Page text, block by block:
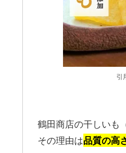
引
鶴田商店の干しいも
その理由は品質の高